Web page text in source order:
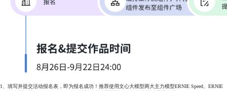
1、填写并提交活动报名表，即为报名成功！推荐使用文心大模型两大主力模型ERNIE Speed、ERNIE